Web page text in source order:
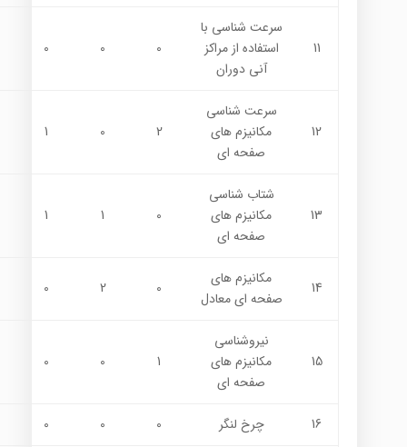
11
سرعت شناسي با
استفاده از مراكز
آني دوران
0
0
0
12
سرعت شناسي
مكانيزم هاي
صفحه اي
2
0
1
13
شتاب شناسي
مكانيزم هاي
صفحه اي
0
1
1
14
مكانيزم هاي
صفحه اي معادل
0
2
0
15
نيروشناسي
مكانيزم هاي
صفحه اي
1
0
0
16 چرخ لنگر 0
0
0